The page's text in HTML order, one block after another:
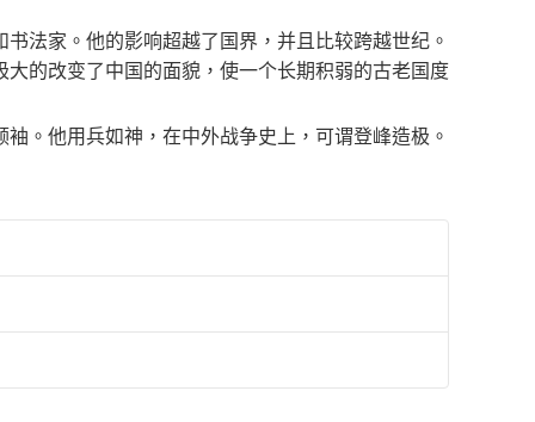
法家。他的影响超越了国界，并且比较跨越世纪。
的改变了中国的面貌，使一个长期积弱的古老国度
。他用兵如神，在中外战争史上，可谓登峰造极。